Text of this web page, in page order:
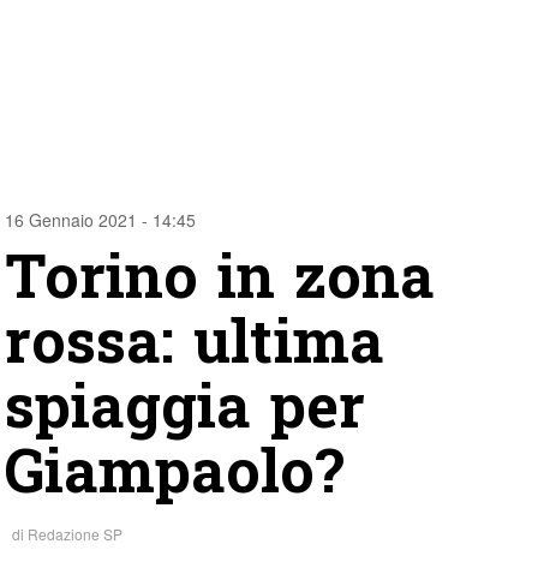
16 Gennaio 2021 - 14:45
Torino in zona
rossa: ultima
spiaggia per
Giampaolo?
di Redazione SP